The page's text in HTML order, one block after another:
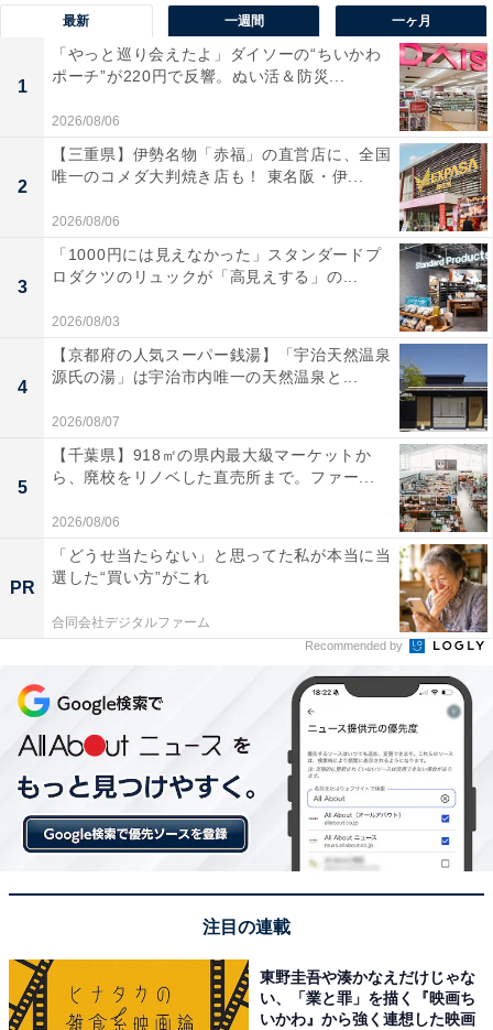
最新 一週間 一ヶ月
1
「やっと巡り会えたよ」ダイソーの“ちいかわ
ポーチ”が220円で反響。ぬい活＆防災...
2026/08/06
2
【三重県】伊勢名物「赤福」の直営店に、全国
唯一のコメダ大判焼き店も！ 東名阪・伊...
2026/08/06
3
「1000円には見えなかった」スタンダードプ
ロダクツのリュックが「高見えする」の...
2026/08/03
4
【京都府の人気スーパー銭湯】「宇治天然温泉
源氏の湯」は宇治市内唯一の天然温泉と...
2026/08/07
5
【千葉県】918㎡の県内最大級マーケットか
ら、廃校をリノベした直売所まで。ファー...
2026/08/06
PR
「どうせ当たらない」と思ってた私が本当に当
選した“買い方”がこれ
合同会社デジタルファーム
Recommended by
注目の連載
東野圭吾や湊かなえだけじゃな
い、「業と罪」を描く『映画ち
いかわ』から強く連想した映画